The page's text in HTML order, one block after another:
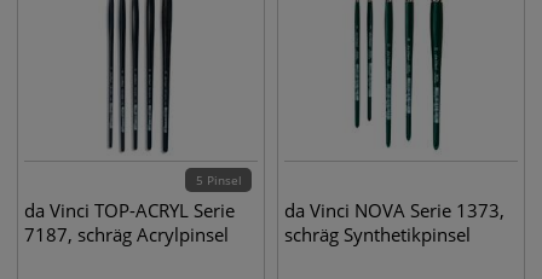
5 Pinsel
da Vinci TOP-ACRYL Serie
7187, schräg Acrylpinsel
da Vinci NOVA Serie 1373,
schräg Synthetikpinsel